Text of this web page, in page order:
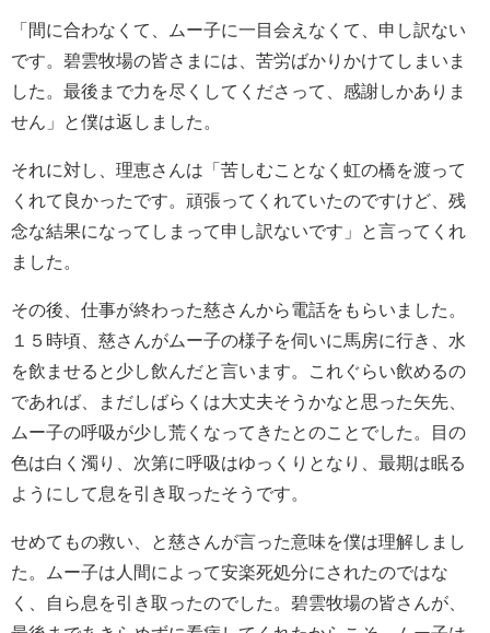
「間に合わなくて、ムー子に一目会えなくて、申し訳ない
です。碧雲牧場の皆さまには、苦労ばかりかけてしまいま
した。最後まで力を尽くしてくださって、感謝しかありま
せん」と僕は返しました。
それに対し、理恵さんは「苦しむことなく虹の橋を渡って
くれて良かったです。頑張ってくれていたのですけど、残
念な結果になってしまって申し訳ないです」と言ってくれ
ました。
その後、仕事が終わった慈さんから電話をもらいました。
１５時頃、慈さんがムー子の様子を伺いに馬房に行き、水
を飲ませると少し飲んだと言います。これぐらい飲めるの
であれば、まだしばらくは大丈夫そうかなと思った矢先、
ムー子の呼吸が少し荒くなってきたとのことでした。目の
色は白く濁り、次第に呼吸はゆっくりとなり、最期は眠る
ようにして息を引き取ったそうです。
せめてもの救い、と慈さんが言った意味を僕は理解しまし
た。ムー子は人間によって安楽死処分にされたのではな
く、自ら息を引き取ったのでした。碧雲牧場の皆さんが、